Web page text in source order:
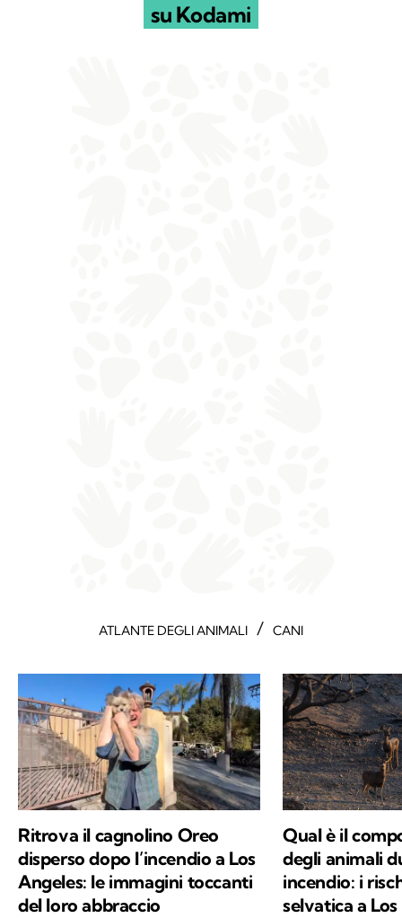
su Kodami
ATLANTE DEGLI ANIMALI / CANI
Ritrova il cagnolino Oreo
disperso dopo l’incendio a Los
Angeles: le immagini toccanti
del loro abbraccio
Qual è il
degli animali
incendio: i
selvatica a